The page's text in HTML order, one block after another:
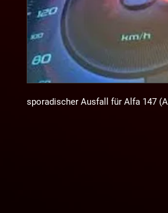
sporadischer Ausfall für Alfa 147